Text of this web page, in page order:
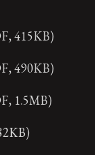
415KB)
490KB)
1.5MB)